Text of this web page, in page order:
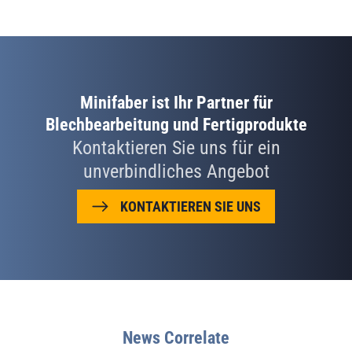
Minifaber ist Ihr Partner für
Blechbearbeitung und Fertigprodukte
Kontaktieren Sie uns für ein
unverbindliches Angebot
KONTAKTIEREN SIE UNS
News Correlate